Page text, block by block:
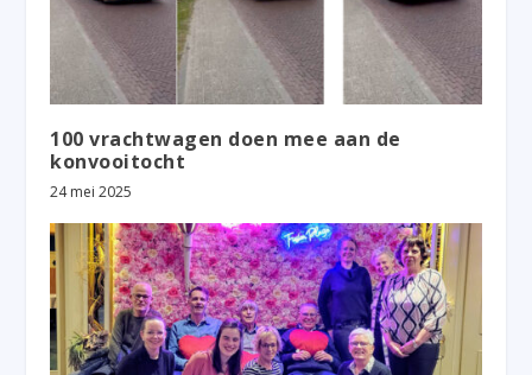
100 vrachtwagen doen mee aan de
konvooitocht
24 mei 2025